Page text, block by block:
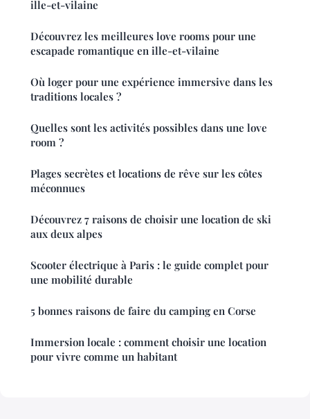
ille-et-vilaine
Découvrez les meilleures love rooms pour une
escapade romantique en ille-et-vilaine
Où loger pour une expérience immersive dans les
traditions locales ?
Quelles sont les activités possibles dans une love
room ?
Plages secrètes et locations de rêve sur les côtes
méconnues
Découvrez 7 raisons de choisir une location de ski
aux deux alpes
Scooter électrique à Paris : le guide complet pour
une mobilité durable
5 bonnes raisons de faire du camping en Corse
Immersion locale : comment choisir une location
pour vivre comme un habitant